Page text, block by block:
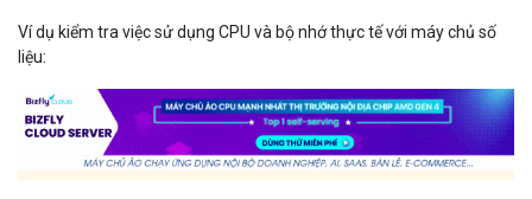
Ví dụ kiểm tra việc sử dụng CPU và bộ nhớ thực tế với máy chủ số
liệu: